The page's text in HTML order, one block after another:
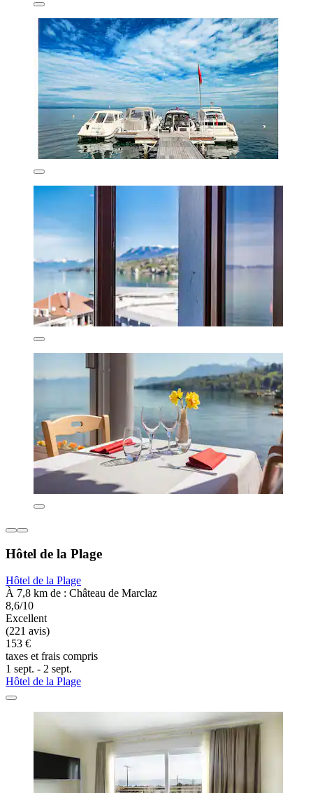
Hôtel de la Plage
Hôtel de la Plage
À 7,8 km de : Château de Marclaz
8,6/10
Excellent
(221 avis)
153 €
taxes et frais compris
1 sept. - 2 sept.
Hôtel de la Plage